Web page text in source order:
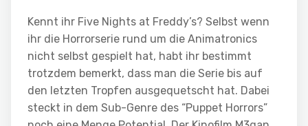
Kennt ihr Five Nights at Freddy’s? Selbst wenn
ihr die Horrorserie rund um die Animatronics
nicht selbst gespielt hat, habt ihr bestimmt
trotzdem bemerkt, dass man die Serie bis auf
den letzten Tropfen ausgequetscht hat. Dabei
steckt in dem Sub-Genre des “Puppet Horrors”